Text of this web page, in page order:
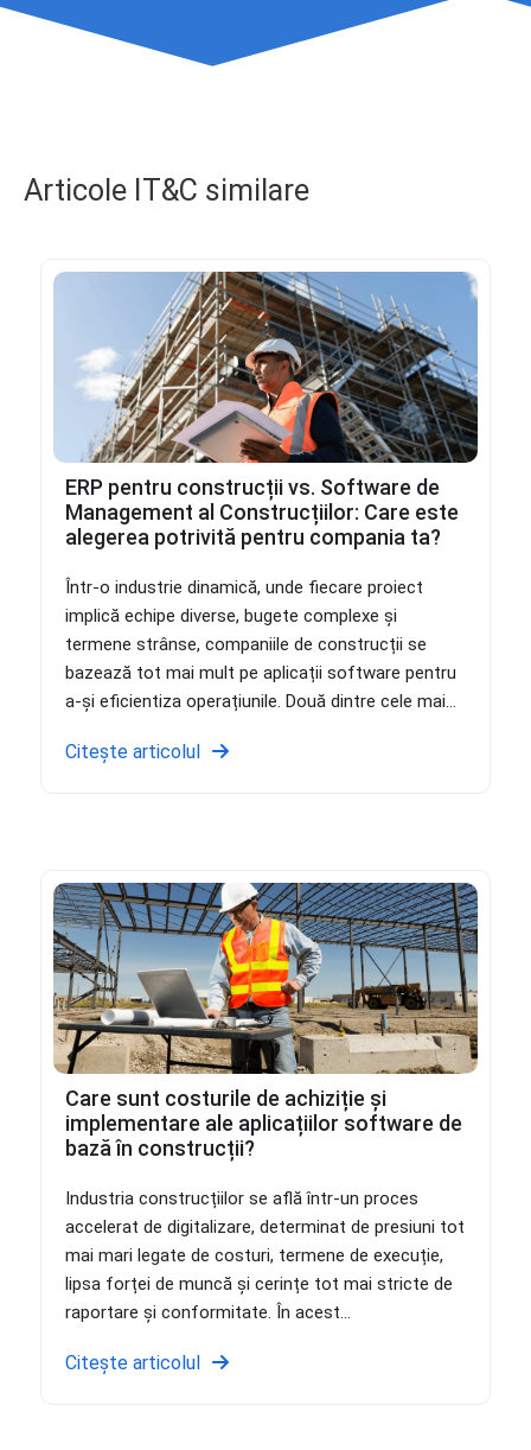
Articole IT&C similare
ERP pentru construcții vs. Software de
Management al Construcțiilor: Care este
alegerea potrivită pentru compania ta?
Într-o industrie dinamică, unde fiecare proiect
implică echipe diverse, bugete complexe și
termene strânse, companiile de construcții se
bazează tot mai mult pe aplicații software pentru
a-și eficientiza operațiunile. Două dintre cele mai...
Citește articolul
Care sunt costurile de achiziție și
implementare ale aplicațiilor software de
bază în construcții?
Industria construcțiilor se află într-un proces
accelerat de digitalizare, determinat de presiuni tot
mai mari legate de costuri, termene de execuție,
lipsa forței de muncă și cerințe tot mai stricte de
raportare și conformitate. În acest...
Citește articolul